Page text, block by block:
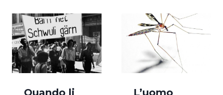
Quando li
L’uomo